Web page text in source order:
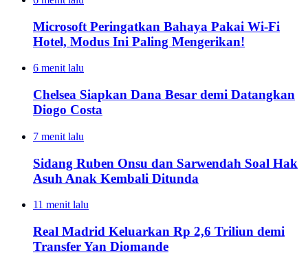
Microsoft Peringatkan Bahaya Pakai Wi-Fi
Hotel, Modus Ini Paling Mengerikan!
6 menit lalu
Chelsea Siapkan Dana Besar demi Datangkan
Diogo Costa
7 menit lalu
Sidang Ruben Onsu dan Sarwendah Soal Hak
Asuh Anak Kembali Ditunda
11 menit lalu
Real Madrid Keluarkan Rp 2,6 Triliun demi
Transfer Yan Diomande